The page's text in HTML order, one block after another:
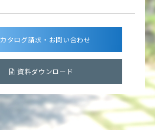
カタログ請求・お問い合わせ
資料ダウンロード